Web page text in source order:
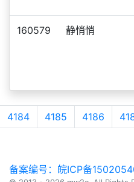
160579 静悄悄
4184 4185 4186
备案编号：皖ICP备